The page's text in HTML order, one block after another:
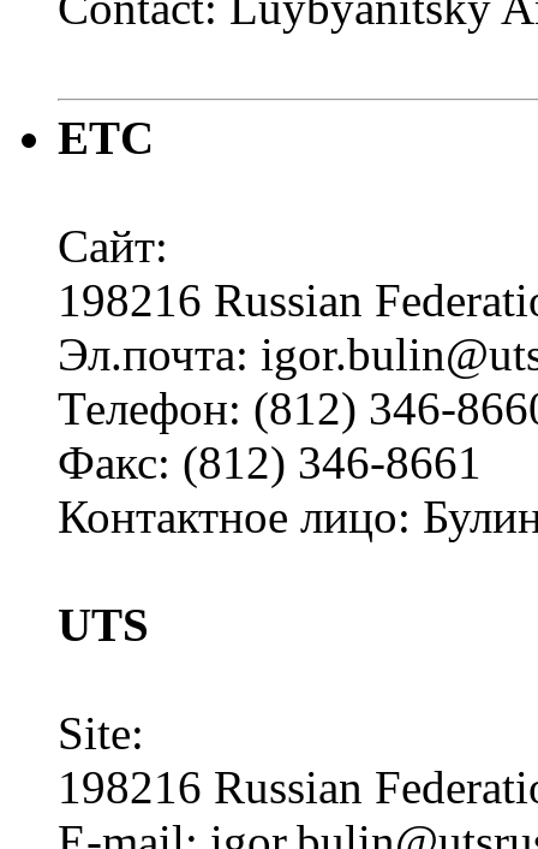
ЕТС
Сайт:
198216 Russian
Эл.почта:
Телефон: (812) 346-
Факс: (812) 346-8661
Контактное лицо:
UTS
Site:
198216 Russian